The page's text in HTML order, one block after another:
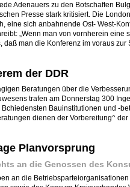
Adenauers zu den Botschaften
Presse stark kritisiert. Die
eine sich anbahnende Ost- West-
„Wenn man von vornherein eine
daß man die Konferenz im voraus zur
der DDR
Beratungen über die
trafen am Donnerstag 300
Bauinstitutionen und -
dienen der Vorbereitung^ der
Planvorsprung
an die Genossen des
an die Betriebsparteiorganisationen